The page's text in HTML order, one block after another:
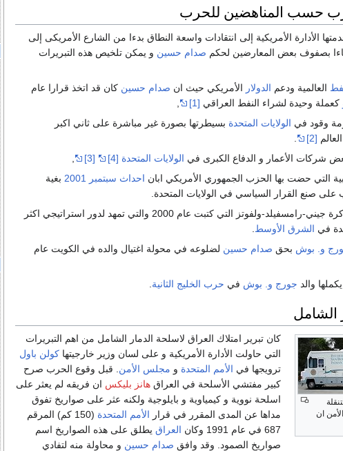
حسب المناهضين للحرب
الأدارة الأمريكية إلى انتقادات واسعة النطاق بدءا من الشارع الأمريكى إلى
بصفوف بعض المعارضين لحكم صدام حسين و يمكن تلخيص هذه التبريرات
العالمية ودعم الدولار الأمريكي حيث ان صدام حسين كان قد اتخذ قرارا عام
كعملة وحيدة لشراء النفط العراقي [1]
وقود في الولايات المتحدة بسيطرتها بصورة غير مباشرة على ثاني اكبر
[2]
شركات الأعمار و الدفاع الكبرى في الولايات المتحدة [3] [4]
التي حضت بها الحزب الجمهوري الأمريكي ابان احداث سبتمبر 2001
بغية
على صنع القرار السياسي في الولايات المتحدة.
تطبيق ما ورد في مذكرة جيني-رامسفيلد-ولفوتز التي كتبت عام 2000 والتي تمهد لدور استراتيجي اكثر
في الشرق الأوسط
و. بوش بحق صدام حسين لضلوعه في محولة اغتيال والده في الكويت عام
والد جورج و. بوش في حرب الخليج الثانية
الشامل
ان
كان تبرير امتلاك العراق لاسلحة الدمار الشامل من اهم التبريرات
التي حاولت الأدارة الأمريكية و على لسان وزير خارجيتها كولن باول
ترويجها في الأمم المتحدة و مجلس الأمن . قبل وقوع الحرب صرح
كبير مفتشي الأسلحة في العراق هانز بليكس ان فريقه لم يعثر على
اسلحة نووية و كيمياوية و بايلوجية ولكنه عثر على صواريخ تفوق
مداها عن المدى المقرر في قرار الأمم المتحدة
(150 كم) المرقم
687 في عام 1991 وكان
العراق يطلق على هذه الصواريخ اسم
صواريخ الصمود. وقد وافق صدام حسين و محاولة منه لتفادي